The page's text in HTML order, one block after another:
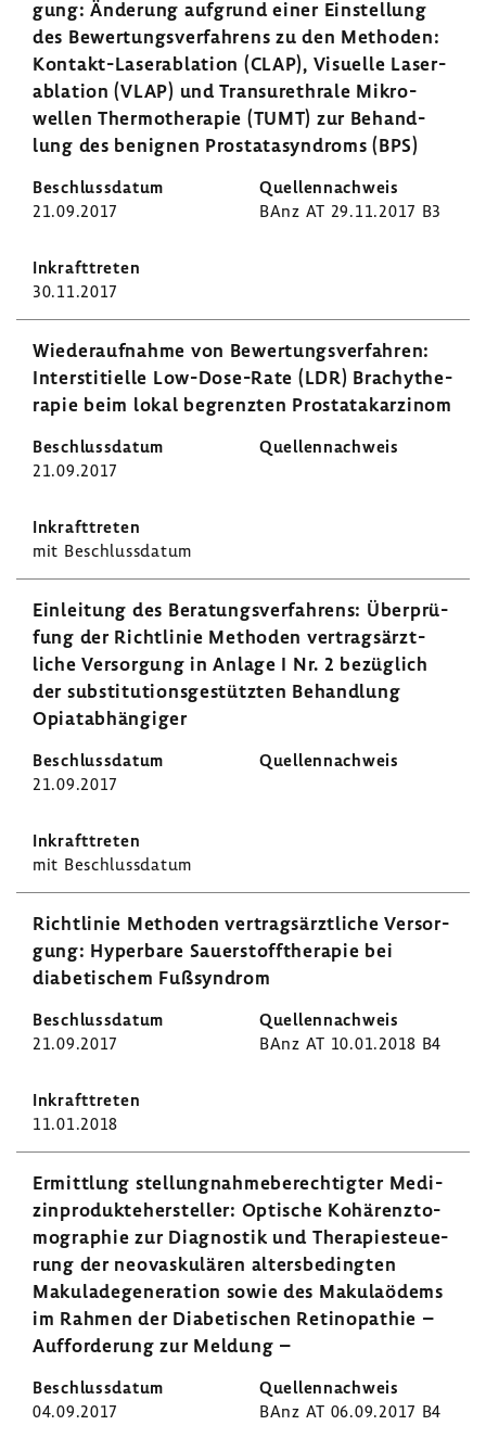
gung: Ände­rung aufgrund einer Einstel­lung
des Bewer­tungs­ver­fah­rens zu den Methoden:
Kontakt-​Laserablation (CLAP), Visu­elle Laser­
ab­la­tion (VLAP) und Tran­sur­ethrale Mikro­
wellen Ther­mo­the­rapie (TUMT) zur Behand­
lung des benignen Prosta­ta­syn­droms (BPS)
21.09.2017 BAnz AT 29.11.2017 B3
30.11.2017
Wieder­auf­nahme von Bewer­tungs­ver­fahren:
Inter­s­ti­ti­elle Low-​Dose-Rate (LDR) Brachy­the­
rapie beim lokal begrenzten Prostata­kar­zinom
21.09.2017
mit Beschluss­datum
Einlei­tung des Bera­tungs­ver­fah­rens: Über­prü­
fung der Richt­linie Methoden vertrags­ärzt­
liche Versor­gung in Anlage I Nr. 2 bezüg­lich
der substi­tu­ti­ons­ge­stützten Behand­lung
Opiat­ab­hän­giger
21.09.2017
mit Beschluss­datum
Richt­linie Methoden vertrags­ärzt­liche Versor­
gung: Hyper­bare Sauer­stoff­the­rapie bei
diabe­ti­schem Fußsyn­drom
21.09.2017 BAnz AT 10.01.2018 B4
11.01.2018
Ermitt­lung stel­lung­nah­me­be­rech­tigter Medi­
zin­pro­dukte­her­steller: Opti­sche Kohä­renz­to­
mo­gra­phie zur Diagnostik und Thera­pie­steue­
rung der neovas­ku­lären alters­be­dingten
Maku­la­de­ge­ne­ra­tion sowie des Maku­laödems
im Rahmen der Diabe­ti­schen Reti­no­pa­thie –
Auffor­de­rung zur Meldung –
04.09.2017 BAnz AT 06.09.2017 B4